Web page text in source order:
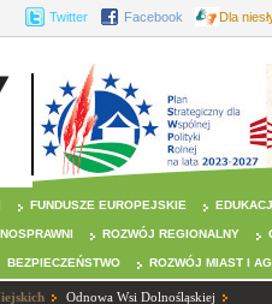
Twitter Facebook Dla
FUNDUSZE EUROPEJSKIE
ROZWÓJ REGIONALNY
BEZPIECZEŃSTWO ROZWÓJ MIAST I
Odnowa Wsi Dolnośląskiej